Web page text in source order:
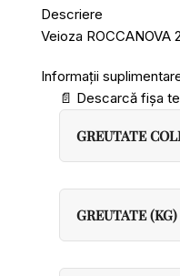
Descriere
Veioza ROCCANOVA
Informații
📄 Descarcă fișa
GREUTATE
GREUTATE (KG)